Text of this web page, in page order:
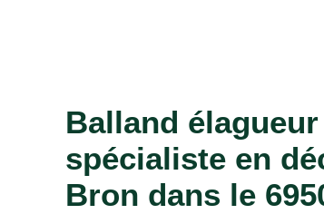
Balland
spécialiste en
Bron dans le